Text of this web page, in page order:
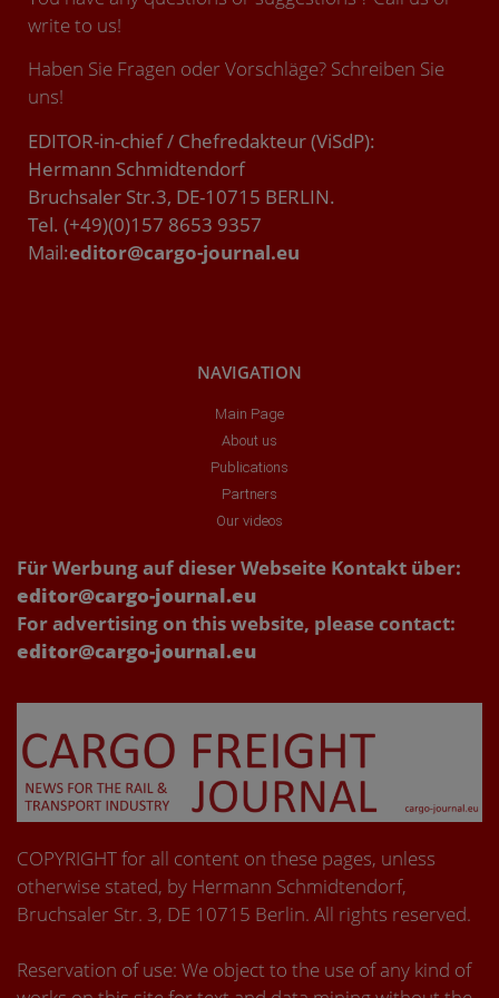
write to us!
Haben Sie Fragen oder Vorschläge? Schreiben Sie
uns!
EDITOR-in-chief / Chefredakteur (ViSdP):
Hermann Schmidtendorf
Bruchsaler Str.3, DE-10715 BERLIN.
Tel. (+49)(0)157 8653 9357
Mail:editor@cargo-journal.eu
NAVIGATION
Main Page
About us
Publications
Partners
Our videos
Für Werbung auf dieser Webseite Kontakt über:
editor@cargo-journal.eu
For advertising on this website, please contact:
editor@cargo-journal.eu
COPYRIGHT for all content on these pages, unless
otherwise stated, by Hermann Schmidtendorf,
Bruchsaler Str. 3, DE 10715 Berlin. All rights reserved.
Reservation of use: We object to the use of any kind of